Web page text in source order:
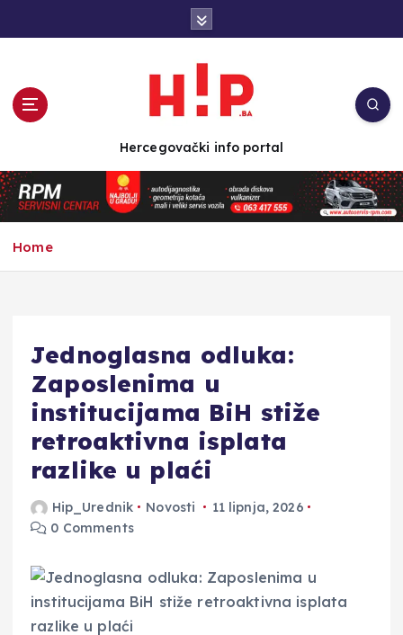
n
t
e
Hercegovački info portal
Home
Jednoglasna odluka:
Zaposlenima u
institucijama BiH stiže
retroaktivna isplata
razlike u plaći
Hip_Urednik Novosti
11 lipnja, 2026
0 Comments